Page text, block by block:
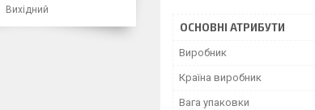
ОСНОВНІ АТРИБУТИ
Виробник
Країна виробник
Вага упаковки
Вихідний